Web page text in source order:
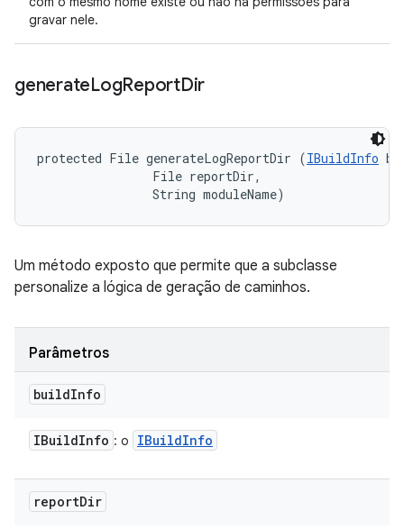
gravar nele.
generateLogReportDir
protected File generateLogReportDir (IBuildInfo
                File reportDir,
                String moduleName)
Um método exposto que permite que a subclasse
personalize a lógica de geração de caminhos.
Parâmetros
buildInfo
IBuildInfo : o IBuildInfo
reportDir